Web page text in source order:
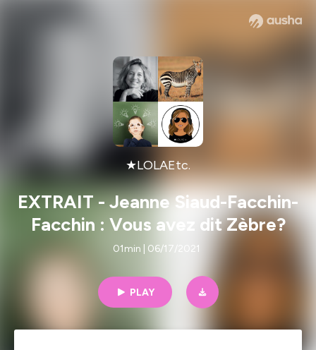
★LOLAEtc.
EXTRAIT - Jeanne Siaud-Facchin-
Facchin : Vous avez dit Zèbre?
01min | 06/17/2021
PLAY